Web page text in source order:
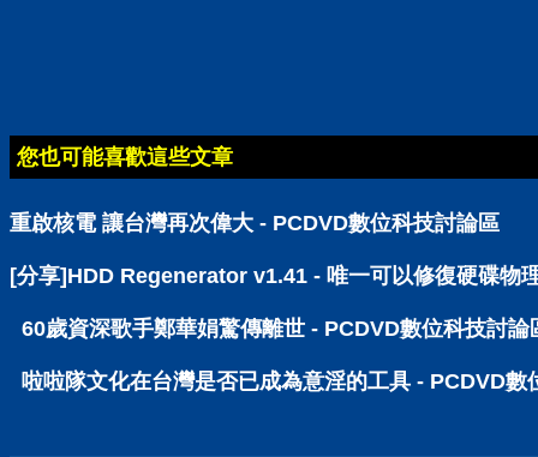
您也可能喜歡這些文章
重啟核電 讓台灣再次偉大 - PCDVD數位科技討論區
[分享]HDD Regenerator v1.41 - 唯一可以修復硬碟物
60歲資深歌手鄭華娟驚傳離世 - PCDVD數位科技討論
啦啦隊文化在台灣是否已成為意淫的工具 - PCDVD數